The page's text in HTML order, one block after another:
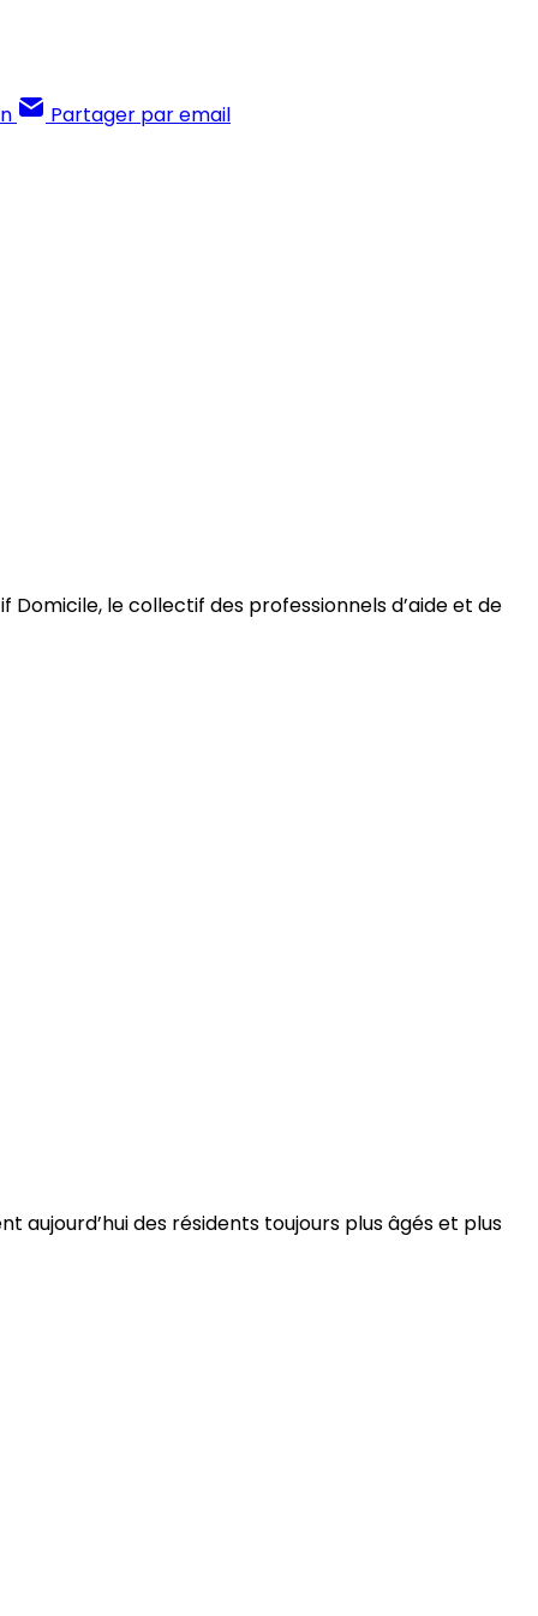
Partager par email
le collectif des professionnels d’aide et de
des résidents toujours plus âgés et plus